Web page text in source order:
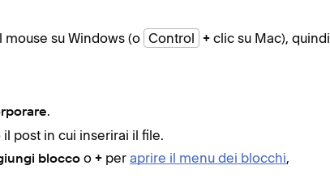
su Windows (o Control + clic su Mac), quindi
.
post in cui inserirai il file.
blocco o + per aprire il menu dei blocchi,